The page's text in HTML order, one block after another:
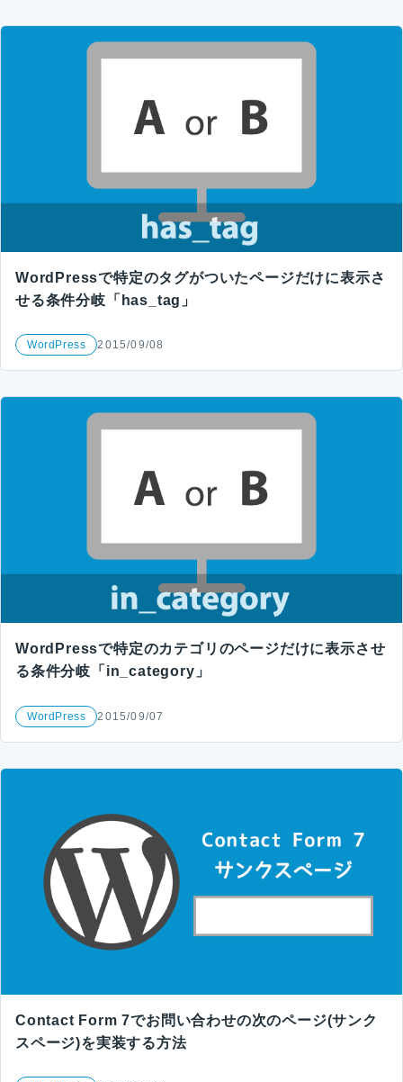
WordPressで特定のタグがついたページだけに表示さ
せる条件分岐「has_tag」
WordPress 2015/09/08
WordPressで特定のカテゴリのページだけに表示させ
る条件分岐「in_category」
WordPress 2015/09/07
Contact Form 7でお問い合わせの次のページ(サンク
スページ)を実装する方法